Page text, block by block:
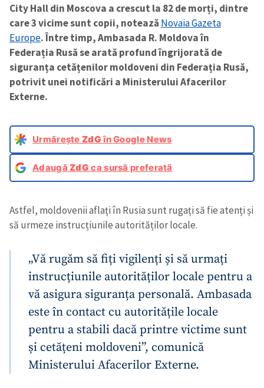
City Hall din Moscova a crescut la 82 de morți, dintre
care 3 vicime sunt copii, notează Novaia Gazeta
Europe. Între timp, Ambasada R. Moldova în
Federația Rusă se arată profund îngrijorată de
siguranța cetățenilor moldoveni din Federația Rusă,
potrivit unei notificări a Ministerului Afacerilor
Externe.
Urmărește ZdGîn Google News
AdaugăZdG ca sursă preferată
Astfel, moldovenii aflați în Rusia sunt rugați să fie atenți și
să urmeze instrucțiunile autorităților locale.
„Vă rugăm să fiți vigilenți și să urmați
instrucțiunile autorităților locale pentru a
vă asigura siguranța personală. Ambasada
este în contact cu autoritățile locale
pentru a stabili dacă printre victime sunt
și cetățeni moldoveni”, comunică
Ministerului Afacerilor Externe.